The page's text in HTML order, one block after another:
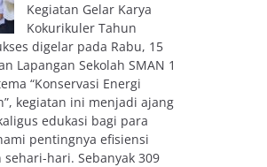
Kegiatan Gelar Karya
Kokurikuler Tahun
digelar pada Rabu, 15
Lapangan Sekolah SMAN 1
“Konservasi Energi
kegiatan ini menjadi ajang
edukasi bagi para
pentingnya efisiensi
hari. Sebanyak 309